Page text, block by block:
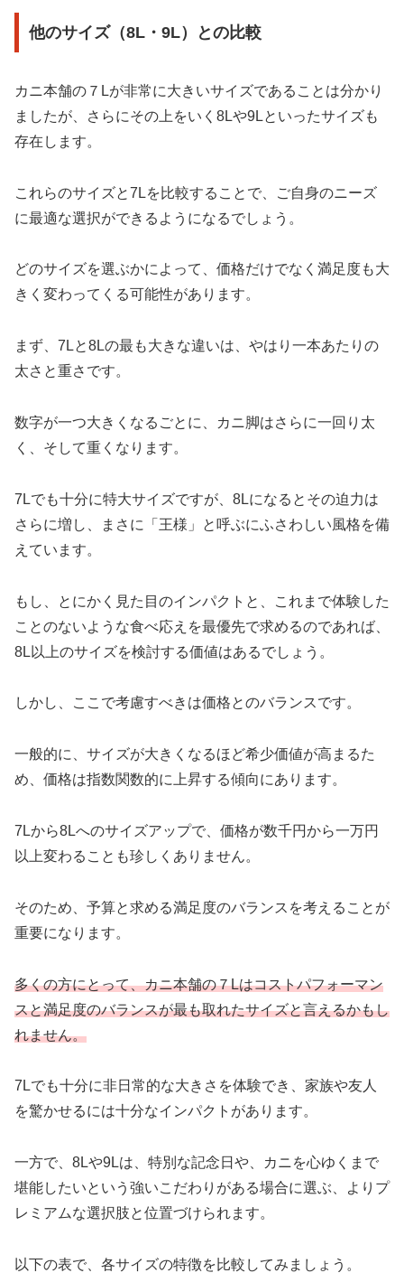
他のサイズ（8L・9L）との比較
カニ本舗の７Lが非常に大きいサイズであることは分かり
ましたが、さらにその上をいく8Lや9Lといったサイズも
存在します。
これらのサイズと7Lを比較することで、ご自身のニーズ
に最適な選択ができるようになるでしょう。
どのサイズを選ぶかによって、価格だけでなく満足度も大
きく変わってくる可能性があります。
まず、7Lと8Lの最も大きな違いは、やはり一本あたりの
太さと重さです。
数字が一つ大きくなるごとに、カニ脚はさらに一回り太
く、そして重くなります。
7Lでも十分に特大サイズですが、8Lになるとその迫力は
さらに増し、まさに「王様」と呼ぶにふさわしい風格を備
えています。
もし、とにかく見た目のインパクトと、これまで体験した
ことのないような食べ応えを最優先で求めるのであれば、
8L以上のサイズを検討する価値はあるでしょう。
しかし、ここで考慮すべきは価格とのバランスです。
一般的に、サイズが大きくなるほど希少価値が高まるた
め、価格は指数関数的に上昇する傾向にあります。
7Lから8Lへのサイズアップで、価格が数千円から一万円
以上変わることも珍しくありません。
そのため、予算と求める満足度のバランスを考えることが
重要になります。
多くの方にとって、カニ本舗の７Lはコストパフォーマン
スと満足度のバランスが最も取れたサイズと言えるかもし
れません。
7Lでも十分に非日常的な大きさを体験でき、家族や友人
を驚かせるには十分なインパクトがあります。
一方で、8Lや9Lは、特別な記念日や、カニを心ゆくまで
堪能したいという強いこだわりがある場合に選ぶ、よりプ
レミアムな選択肢と位置づけられます。
以下の表で、各サイズの特徴を比較してみましょう。